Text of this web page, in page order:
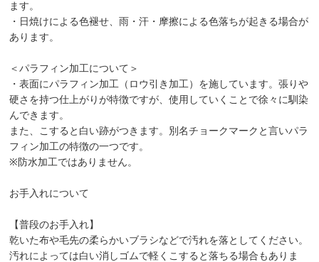
ます。
・日焼けによる色褪せ、雨・汗・摩擦による色落ちが起きる場合が
あります。
＜パラフィン加工について＞
・表面にパラフィン加工（ロウ引き加工）を施しています。張りや
硬さを持つ仕上がりが特徴ですが、使用していくことで徐々に馴染
んできます。
また、こすると白い跡がつきます。別名チョークマークと言いパラ
フィン加工の特徴の一つです。
※防水加工ではありません。
お手入れについて
【普段のお手入れ】
乾いた布や毛先の柔らかいブラシなどで汚れを落としてください。
汚れによっては白い消しゴムで軽くこすると落ちる場合もありま